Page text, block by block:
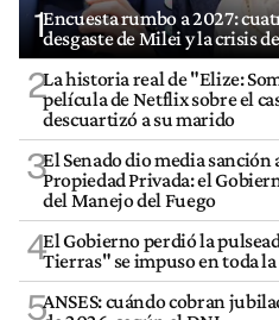
1Encuesta rumbo a 2027:
desgaste de Milei y la crisis
2La historia real de "Elize:
película de Netflix sobre el
descuartizó a su marido
3El Senado dio media
Propiedad Privada: el
del Manejo del Fuego
4El Gobierno perdió la
Tierras" se impuso en toda
5ANSES: cuándo cobran